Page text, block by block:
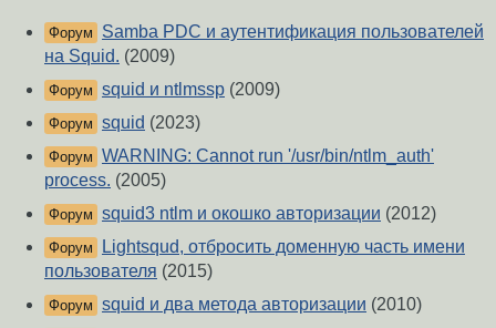
Форум
Samba PDC и аутентификация пользователей
на Squid. (2009)
Форум squid и ntlmssp (2009)
Форум squid (2023)
Форум WARNING: Cannot run '/usr/bin/ntlm_auth'
process. (2005)
Форум squid3 ntlm и окошко авторизации (2012)
Форум
Lightsqud, отбросить доменную часть имени
пользователя (2015)
Форум squid и два метода авторизации (2010)